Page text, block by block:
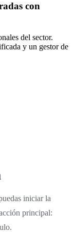
con
del sector.
y un gestor de
iniciar la
principal: